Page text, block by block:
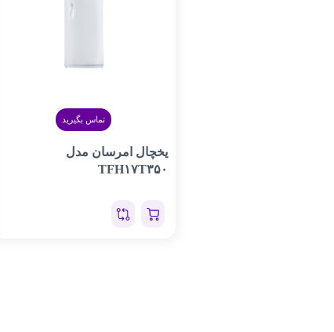
تماس بگیرید
یخچال امرسان مدل
TFH۱۷T۳۵۰